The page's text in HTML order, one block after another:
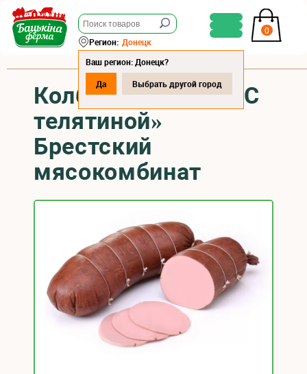
0
Регион: Донецк
Ваш регион: Донецк?
Да
Выбрать другой город
Колбаса варёная «С
телятиной»
Брестский
мясокомбинат